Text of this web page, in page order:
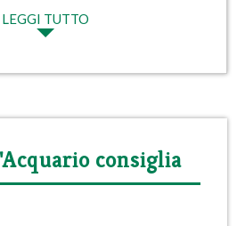
LEGGI TUTTO
consiglia